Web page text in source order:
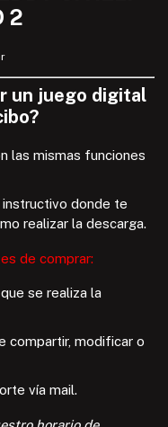
2
un juego digital
?
las mismas funciones
instructivo donde te
realizar la descarga.
de comprar:
se realiza la
compartir, modificar o
vía mail.